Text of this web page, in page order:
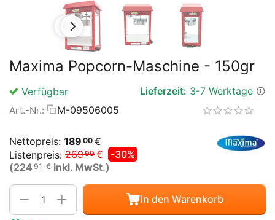
Maxima Popcorn-Maschine - 150gr
Verfügbar Lieferzeit: 3-7 Werktage
Art.-Nr.: M-09506005
Nettopreis: 189 00 €
Listenpreis: 26999 €
-30%
(224 91 € inkl. MwSt.)
Menge
+
− in den Warenkorb